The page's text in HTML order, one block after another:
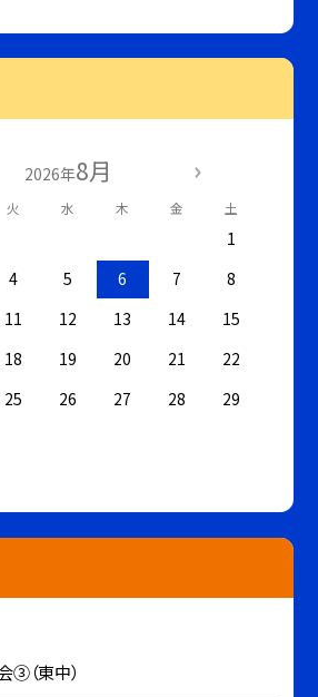
2026年8月
火 水 木 金 土
1
4 5 6 7
8
11 12 13 14
15
18 19 20 21
22
25 26 27 28
29
（東中）